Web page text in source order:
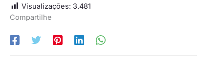
Visualizações: 3.481
Compartilhe